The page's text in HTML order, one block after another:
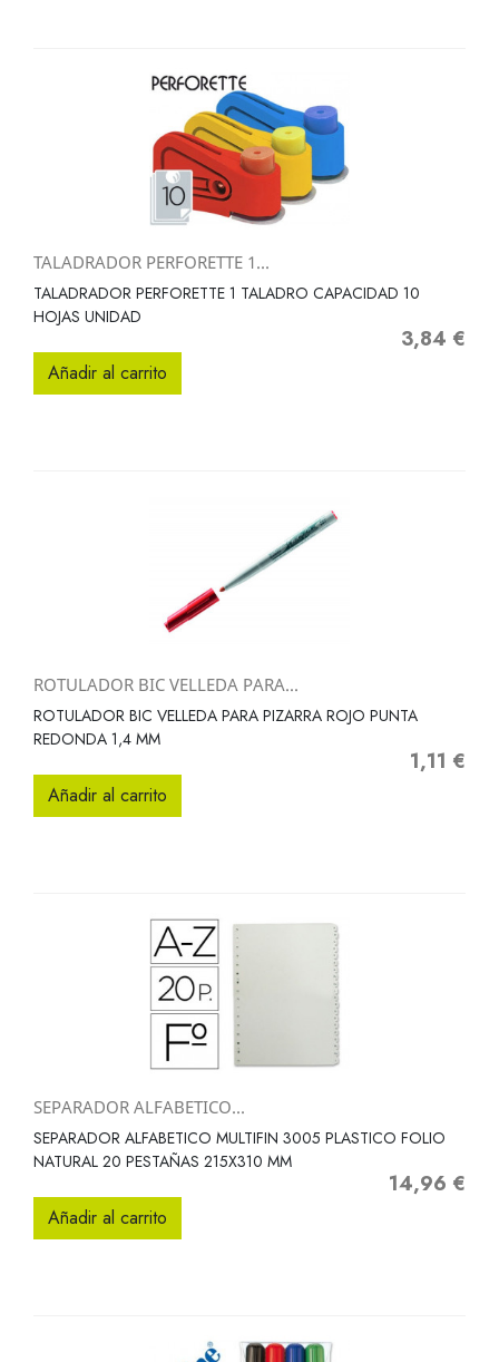
TALADRADOR PERFORETTE 1...
TALADRADOR PERFORETTE 1 TALADRO CAPACIDAD 10
HOJAS UNIDAD
Precio
3,84 €
Añadir al carrito
ROTULADOR BIC VELLEDA PARA...
ROTULADOR BIC VELLEDA PARA PIZARRA ROJO PUNTA
REDONDA 1,4 MM
Precio
1,11 €
Añadir al carrito
SEPARADOR ALFABETICO...
SEPARADOR ALFABETICO MULTIFIN 3005 PLASTICO FOLIO
NATURAL 20 PESTAÑAS 215X310 MM
Precio
14,96 €
Añadir al carrito